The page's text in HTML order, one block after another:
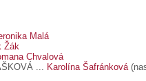
Malá
Žák
Chvalová
Karolína Šafránková